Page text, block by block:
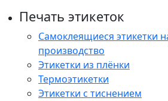
Печать этикеток
Самоклеящиеся этикетки
производство
Этикетки из плёнки
Термоэтикетки
Этикетки с тиснением